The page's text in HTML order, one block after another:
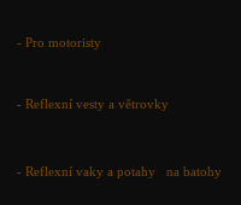
- Pro motoristy
-Reflexní vesty a větrovky
-Reflexní vaky a potahy na batohy